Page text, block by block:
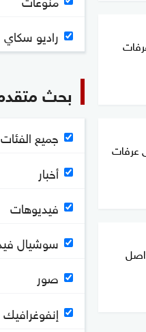
عرفات
راديو سكاي
بحث
جميع الفئات
أخبار
فيديوهات
سوشيال
صور
إنفوغرافيك